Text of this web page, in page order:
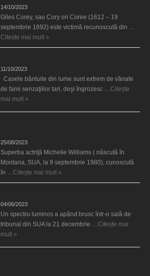
14/10/2023
Giles Corey, sau Cory ori Coree (1612 – 19
septembrie 1692) este victimă recunoscută din …
Citește mai mult »
11/10/2023
Casele bântuite din lume sunt extrem de vânate
de fanii senzaţiilor tari, deşi îngrozesc …Citește
mai mult »
25/08/2023
Superba actriţă Michelle Williams ( născută în
Montana, SUA, la 9 septembrie 1980), cunoscută
în …Citește mai mult »
04/06/2023
Un spectru luminos a apărut brusc într-o sală de
tribunal din SUA la 21 decembrie …Citește mai
mult »